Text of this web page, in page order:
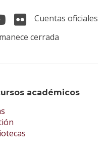
académicos
Cuentas oficiales
cerrada